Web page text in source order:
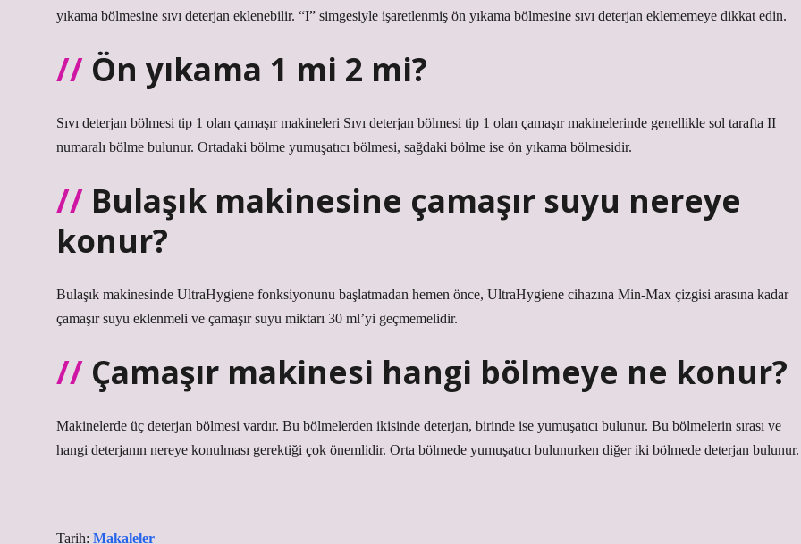
yıkama bölmesine sıvı deterjan eklenebilir. “I” simgesiyle işaretlenmiş ön yıkama bölmesine sıvı deterjan eklememeye dikkat edin.
Ön yıkama 1 mi 2 mi?
Sıvı deterjan bölmesi tip 1 olan çamaşır makineleri Sıvı deterjan bölmesi tip 1 olan çamaşır makinelerinde genellikle sol tarafta II
numaralı bölme bulunur. Ortadaki bölme yumuşatıcı bölmesi, sağdaki bölme ise ön yıkama bölmesidir.
Bulaşık makinesine çamaşır suyu nereye
konur?
Bulaşık makinesinde UltraHygiene fonksiyonunu başlatmadan hemen önce, UltraHygiene cihazına Min-Max çizgisi arasına kadar
çamaşır suyu eklenmeli ve çamaşır suyu miktarı 30 ml’yi geçmemelidir.
Çamaşır makinesi hangi bölmeye ne konur?
Makinelerde üç deterjan bölmesi vardır. Bu bölmelerden ikisinde deterjan, birinde ise yumuşatıcı bulunur. Bu bölmelerin sırası ve
hangi deterjanın nereye konulması gerektiği çok önemlidir. Orta bölmede yumuşatıcı bulunurken diğer iki bölmede deterjan bulunur.
Tarih: Makaleler